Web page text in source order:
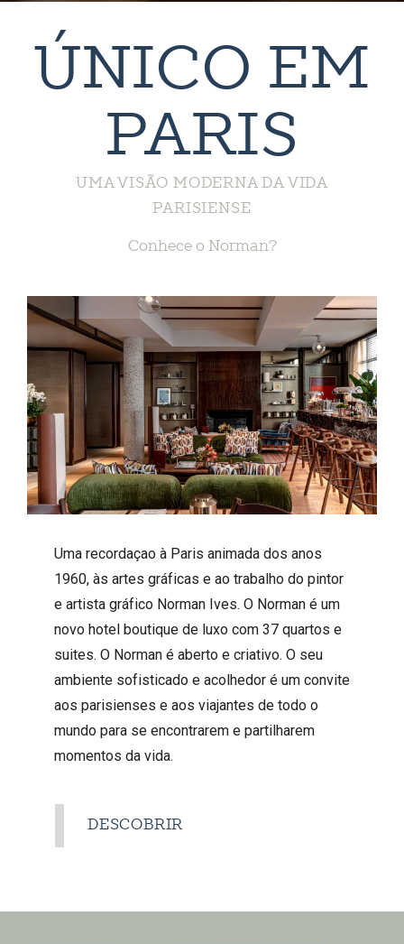
ÚNICO EM
PARIS
UMA VISÃO MODERNA DA VIDA
PARISIENSE
Conhece o Norman?
Uma recordaçao à Paris animada dos anos
1960, às artes gráficas e ao trabalho do pintor
e artista gráfico Norman Ives. O Norman é um
novo hotel boutique de luxo com 37 quartos e
suites. O Norman é aberto e criativo. O seu
ambiente sofisticado e acolhedor é um convite
aos parisienses e aos viajantes de todo o
mundo para se encontrarem e partilharem
momentos da vida.
DESCOBRIR